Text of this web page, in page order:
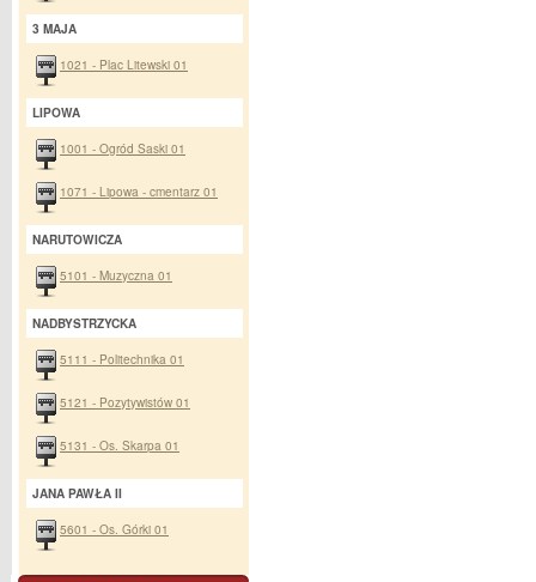
3 MAJA
1021 - Plac Litewski 01
LIPOWA
1001 - Ogród Saski 01
1071 - Lipowa - cmentarz 01
NARUTOWICZA
5101 - Muzyczna 01
NADBYSTRZYCKA
5111 - Politechnika 01
5121 - Pozytywistów 01
5131 - Os. Skarpa 01
JANA PAWŁA II
5601 - Os. Górki 01